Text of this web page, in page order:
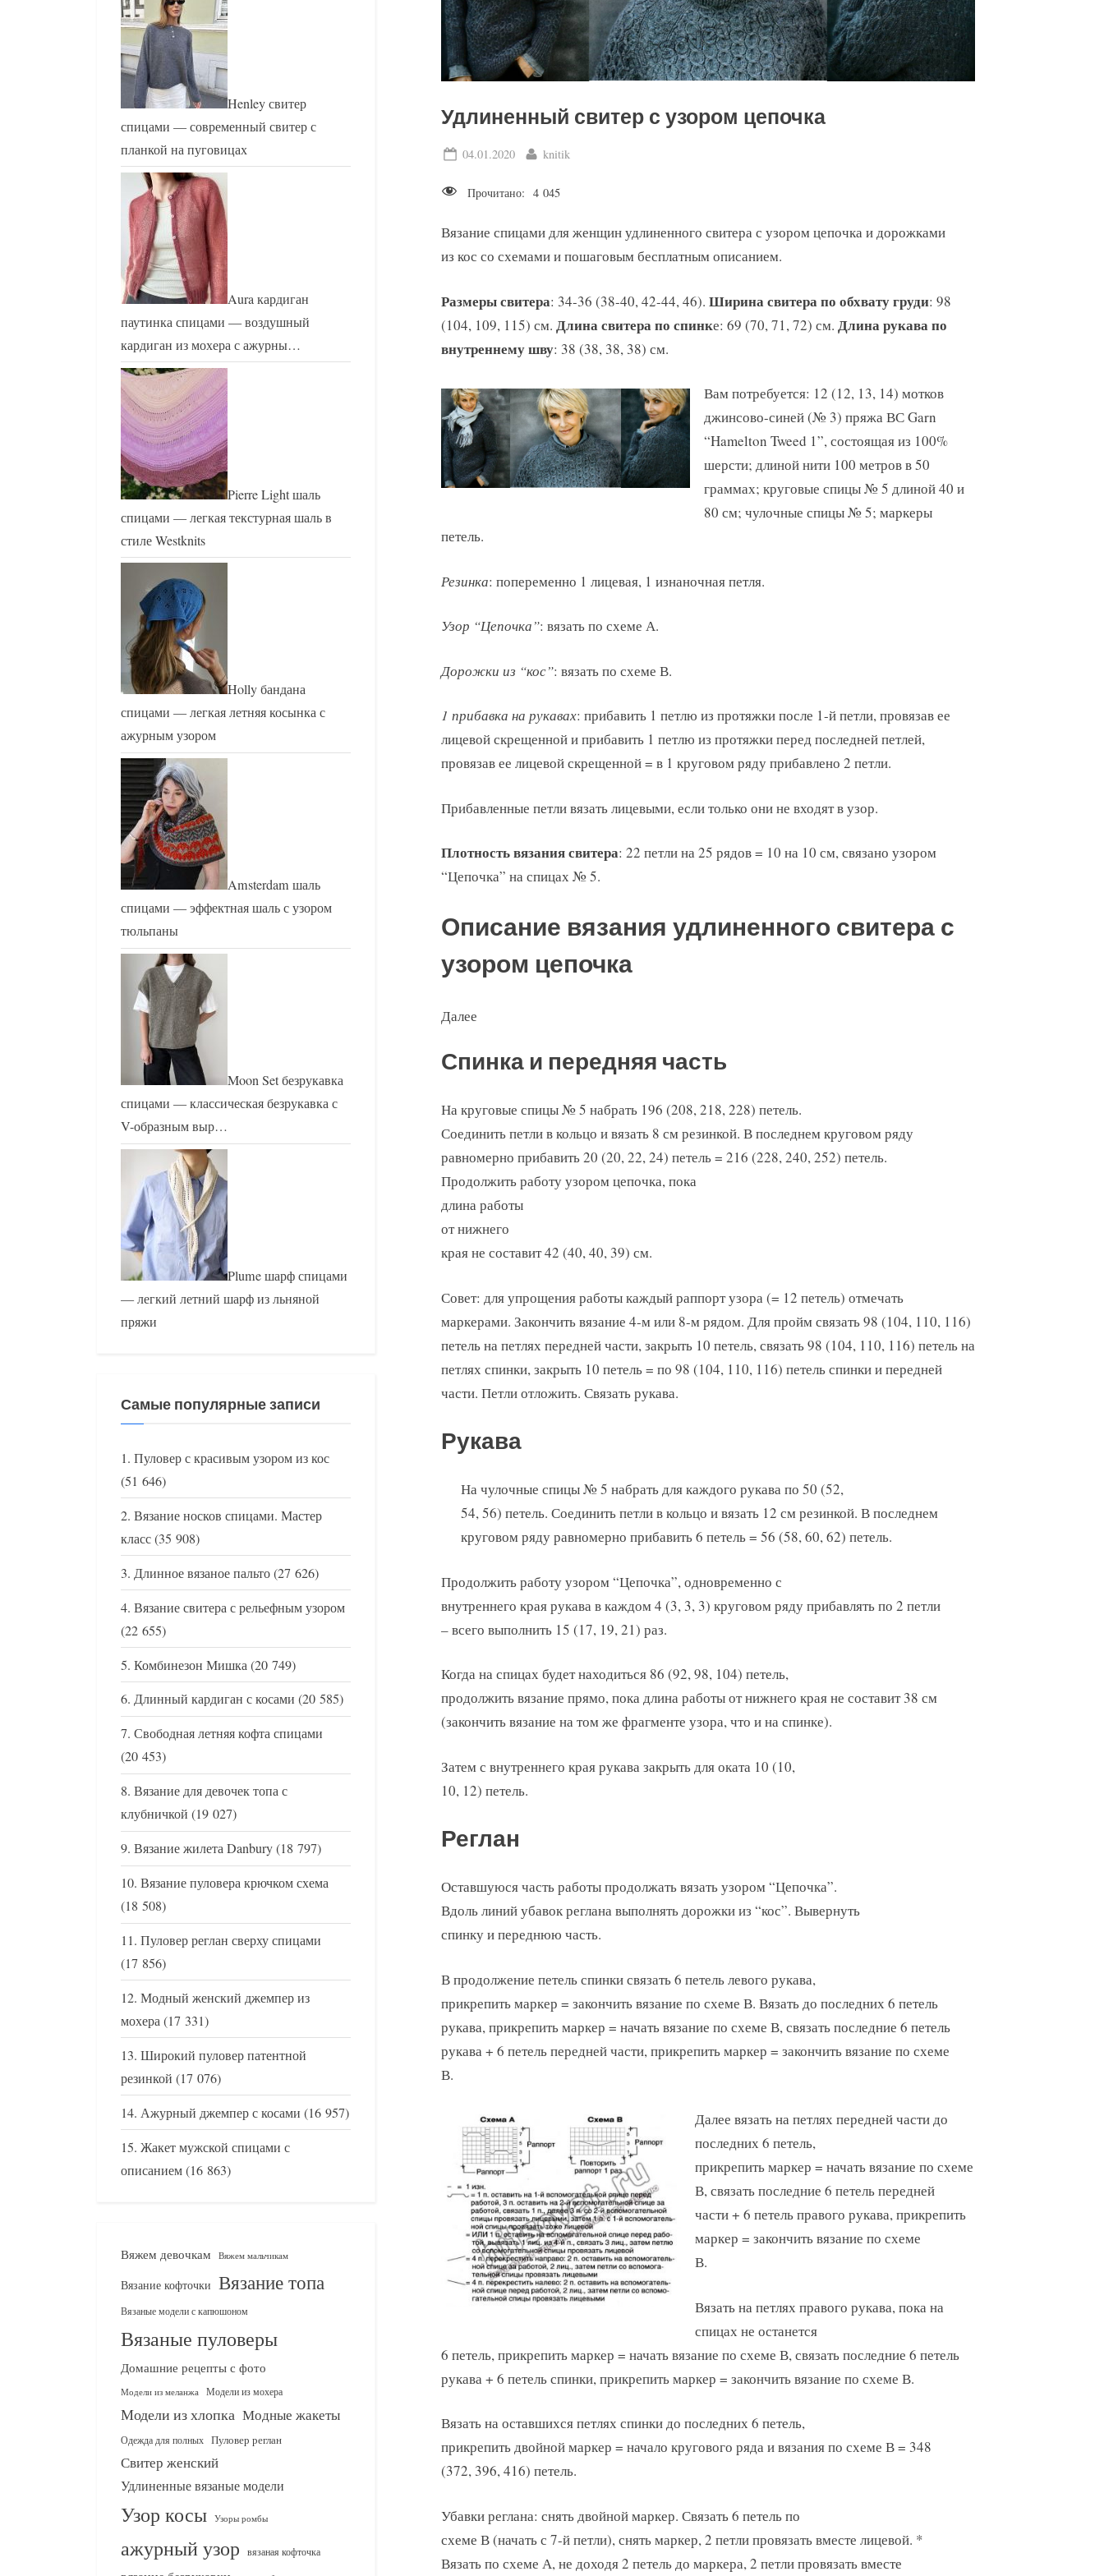
Удлиненный свитер с узором цепочка
Posted
04.01.2020 By
knitik
Прочитано: 4 045
Вязание спицами для женщин удлиненного свитера с узором цепочка и дорожками
из кос со схемами и пошаговым бесплатным описанием.
Размеры свитера: 34-36 (38-40, 42-44, 46). Ширина свитера по обхвату груди: 98
(104, 109, 115) см. Длина свитера по спинке: 69 (70, 71, 72) см. Длина рукава по
внутреннему шву: 38 (38, 38, 38) см.
Вам потребуется: 12 (12, 13, 14) мотков
джинсово-синей (№ 3) пряжа ВС Garn
“Hamelton Tweed 1”, состоящая из 100%
шерсти; длиной нити 100 метров в 50
граммах; круговые спицы № 5 длиной 40 и
80 см; чулочные спицы № 5; маркеры
петель.
Резинка: попеременно 1 лицевая, 1 изнаночная петля.
Узор “Цепочка”: вязать по схеме А.
Дорожки из “кос”: вязать по схеме В.
1 прибавка на рукавах: прибавить 1 петлю из протяжки после 1-й петли, провязав ее
лицевой скрещенной и прибавить 1 петлю из протяжки перед последней петлей,
провязав ее лицевой скрещенной = в 1 круговом ряду прибавлено 2 петли.
Прибавленные петли вязать лицевыми, если только они не входят в узор.
Плотность вязания свитера: 22 петли на 25 рядов = 10 на 10 см, связано узором
“Цепочка” на спицах № 5.
Описание вязания удлиненного свитера с
узором цепочка
Далее
Спинка и передняя часть
На круговые спицы № 5 набрать 196 (208, 218, 228) петель.
Соединить петли в кольцо и вязать 8 см резинкой. В последнем круговом ряду
равномерно прибавить 20 (20, 22, 24) петель = 216 (228, 240, 252) петель.
Продолжить работу узором цепочка, пока
длина работы
от нижнего
края не составит 42 (40, 40, 39) см.
Совет: для упрощения работы каждый раппорт узора (= 12 петель) отмечать
маркерами. Закончить вязание 4-м или 8-м рядом. Для пройм связать 98 (104, 110, 116)
петель на петлях передней части, закрыть 10 петель, связать 98 (104, 110, 116) петель на
петлях спинки, закрыть 10 петель = по 98 (104, 110, 116) петель спинки и передней
части. Петли отложить. Связать рукава.
Рукава
На чулочные спицы № 5 набрать для каждого рукава по 50 (52,
54, 56) петель. Соединить петли в кольцо и вязать 12 см резинкой. В последнем
круговом ряду равномерно прибавить 6 петель = 56 (58, 60, 62) петель.
Продолжить работу узором “Цепочка”, одновременно с
внутреннего края рукава в каждом 4 (3, 3, 3) круговом ряду прибавлять по 2 петли
– всего выполнить 15 (17, 19, 21) раз.
Когда на спицах будет находиться 86 (92, 98, 104) петель,
продолжить вязание прямо, пока длина работы от нижнего края не составит 38 см
(закончить вязание на том же фрагменте узора, что и на спинке).
Затем с внутреннего края рукава закрыть для оката 10 (10,
10, 12) петель.
Реглан
Оставшуюся часть работы продолжать вязать узором “Цепочка”.
Вдоль линий убавок реглана выполнять дорожки из “кос”. Вывернуть
спинку и переднюю часть.
В продолжение петель спинки связать 6 петель левого рукава,
прикрепить маркер = закончить вязание по схеме В. Вязать до последних 6 петель
рукава, прикрепить маркер = начать вязание по схеме В, связать последние 6 петель
рукава + 6 петель передней части, прикрепить маркер = закончить вязание по схеме
В.
Далее вязать на петлях передней части до
последних 6 петель,
прикрепить маркер = начать вязание по схеме
В, связать последние 6 петель передней
части + 6 петель правого рукава, прикрепить
маркер = закончить вязание по схеме
В.
Вязать на петлях правого рукава, пока на
спицах не останется
6 петель, прикрепить маркер = начать вязание по схеме В, связать последние 6 петель
рукава + 6 петель спинки, прикрепить маркер = закончить вязание по схеме В.
Вязать на оставшихся петлях спинки до последних 6 петель,
прикрепить двойной маркер = начало кругового ряда и вязания по схеме В = 348
(372, 396, 416) петель.
Убавки реглана: снять двойной маркер. Связать 6 петель по
схеме В (начать с 7-й петли), снять маркер, 2 петли провязать вместе лицевой. *
Вязать по схеме А, не доходя 2 петель до маркера, 2 петли провязать вместе
Henley свитер
спицами — современный свитер с
планкой на пуговицах
Aura кардиган
паутинка спицами — воздушный
кардиган из мохера с ажурны…
Pierre Light шаль
спицами — легкая текстурная шаль в
стиле Westknits
Holly бандана
спицами — легкая летняя косынка с
ажурным узором
Amsterdam шаль
спицами — эффектная шаль с узором
тюльпаны
Moon Set безрукавка
спицами — классическая безрукавка с
V-образным выр…
Plume шарф спицами
— легкий летний шарф из льняной
пряжи
Самые популярные записи
Пуловер с красивым узором из кос
(51 646)
Вязание носков спицами. Мастер
класс(35 908)
Длинное вязаное пальто(27 626)
Вязание свитера с рельефным узором
(22 655)
Комбинезон Мишка(20 749)
Длинный кардиган с косами (20 585)
Свободная летняя кофта спицами
(20 453)
Вязание для девочек топа с
клубничкой (19 027)
Вязание жилета Danbury(18 797)
Вязание пуловера крючком схема
(18 508)
Пуловер реглан сверху спицами
(17 856)
Модный женский джемпер из
мохера(17 331)
Широкий пуловер патентной
резинкой (17 076)
Ажурный джемпер с косами (16 957)
Жакет мужской спицами с
описанием(16 863)
Вяжем девочкам Вяжем мальчикам
Вязание кофточки Вязание топа
Вязаные модели с капюшоном
Вязаные пуловеры
Домашние рецепты с фото
Модели из меланжа Модели из мохера
Модели из хлопка Модные жакеты
Одежда для полных Пуловер реглан
Свитер женский
Удлиненные вязаные модели
Узор косы Узоры ромбы
ажурный узор вязаная кофточка